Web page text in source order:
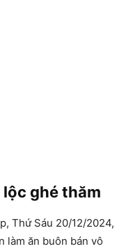
lộc ghé thăm
Thứ Sáu 20/12/2024,
làm ăn buôn bán vô